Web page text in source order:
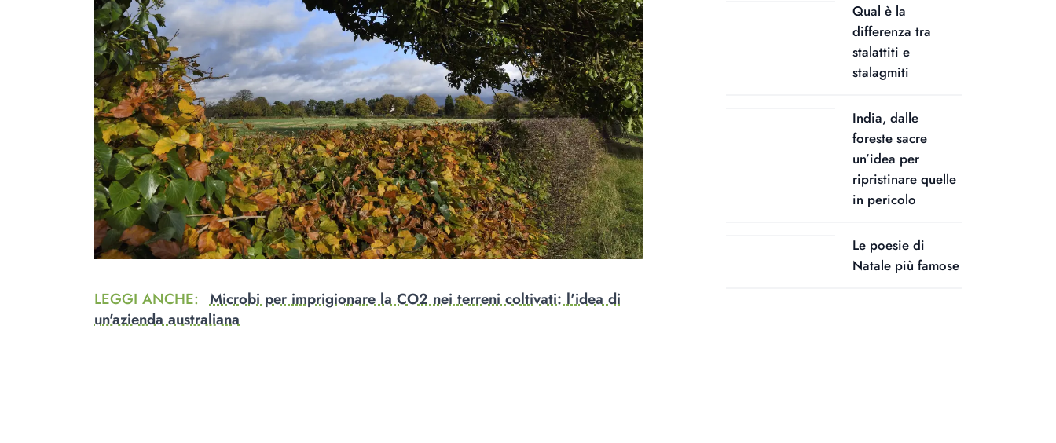
LEGGI ANCHE: Microbi per imprigionare la CO2 nei terreni coltivati: l'idea di
un'azienda australiana
Qual è la
differenza tra
stalattiti e
stalagmiti
India, dalle
foreste sacre
un’idea per
ripristinare quelle
in pericolo
Le poesie di
Natale più famose